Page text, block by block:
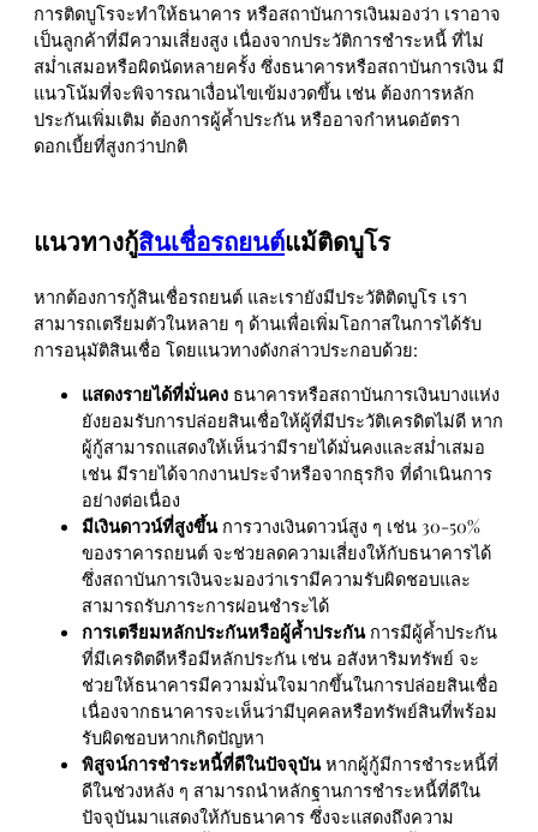
การติดบูโรจะทำให้ธนาคาร หรือสถาบันการเงินมองว่า เราอาจ
เป็นลูกค้าที่มีความเสี่ยงสูง เนื่องจากประวัติการชำระหนี้ ที่ไม่
สม่ำเสมอหรือผิดนัดหลายครั้ง ซึ่งธนาคารหรือสถาบันการเงิน มี
แนวโน้มที่จะพิจารณาเงื่อนไขเข้มงวดขึ้น เช่น ต้องการหลัก
ประกันเพิ่มเติม ต้องการผู้ค้ำประกัน หรืออาจกำหนดอัตรา
ดอกเบี้ยที่สูงกว่าปกติ
แนวทางกู้สินเชื่อรถยนต์แม้ติดบูโร
หากต้องการกู้สินเชื่อรถยนต์ และเรายังมีประวัติติดบูโร เรา
สามารถเตรียมตัวในหลาย ๆ ด้านเพื่อเพิ่มโอกาสในการได้รับ
การอนุมัติสินเชื่อ โดยแนวทางดังกล่าวประกอบด้วย:
แสดงรายได้ที่มั่นคง ธนาคารหรือสถาบันการเงินบางแห่ง
ยังยอมรับการปล่อยสินเชื่อให้ผู้ที่มีประวัติเครดิตไม่ดี หาก
ผู้กู้สามารถแสดงให้เห็นว่ามีรายได้มั่นคงและสม่ำเสมอ
เช่น มีรายได้จากงานประจำหรือจากธุรกิจ ที่ดำเนินการ
อย่างต่อเนื่อง
มีเงินดาวน์ที่สูงขึ้นการวางเงินดาวน์สูง ๆ เช่น 30-50%
ของราคารถยนต์ จะช่วยลดความเสี่ยงให้กับธนาคารได้
ซึ่งสถาบันการเงินจะมองว่าเรามีความรับผิดชอบและ
สามารถรับภาระการผ่อนชำระได้
การเตรียมหลักประกันหรือผู้ค้ำประกันการมีผู้ค้ำประกัน
ที่มีเครดิตดีหรือมีหลักประกัน เช่น อสังหาริมทรัพย์ จะ
ช่วยให้ธนาคารมีความมั่นใจมากขึ้นในการปล่อยสินเชื่อ
เนื่องจากธนาคารจะเห็นว่ามีบุคคลหรือทรัพย์สินที่พร้อม
รับผิดชอบหากเกิดปัญหา
พิสูจน์การชำระหนี้ที่ดีในปัจจุบันหากผู้กู้มีการชำระหนี้ที่
ดีในช่วงหลัง ๆ สามารถนำหลักฐานการชำระหนี้ที่ดีใน
ปัจจุบันมาแสดงให้กับธนาคาร ซึ่งจะแสดงถึงความ